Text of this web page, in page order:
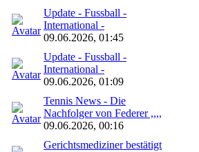
Update - Fussball -
International -
09.06.2026, 01:45
Update - Fussball -
International -
09.06.2026, 01:09
Tennis News - Die
Nachfolger von Federer ,,,,
09.06.2026, 00:16
Gerichtsmediziner bestätigt